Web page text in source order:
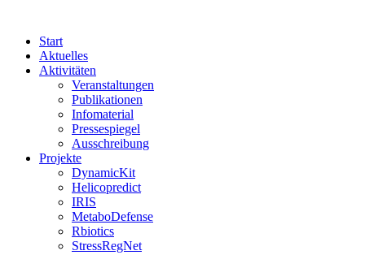
Start
Aktuelles
Aktivitäten
Veranstaltungen
Publikationen
Infomaterial
Pressespiegel
Ausschreibung
Projekte
DynamicKit
Helicopredict
IRIS
MetaboDefense
Rbiotics
StressRegNet